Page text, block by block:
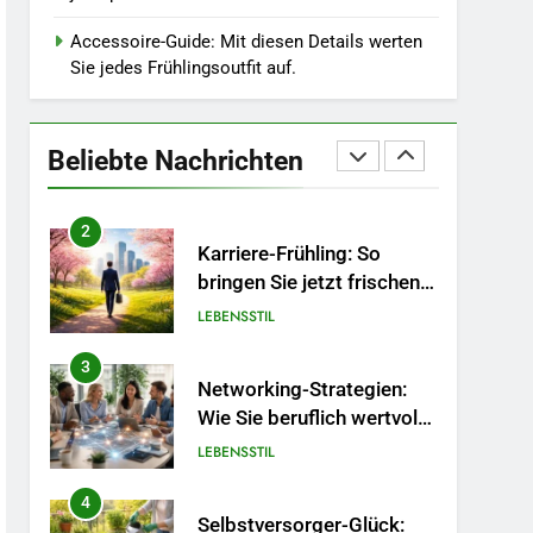
Accessoire-Guide: Mit diesen Details werten
Sie jedes Frühlingsoutfit auf.
Beliebte Nachrichten
kombinieren Sie
Pastelltöne in diesem
Jahr.
MODE
1
Polnischer Hersteller von
Socken – Qualität,
Technologie und Design in
2
Karriere-Frühling: So
bringen Sie jetzt frischen
Wind in Ihren Job.
LEBENSSTIL
3
Networking-Strategien:
Wie Sie beruflich wertvolle
Kontakte knüpfen.
LEBENSSTIL
4
Selbstversorger-Glück: